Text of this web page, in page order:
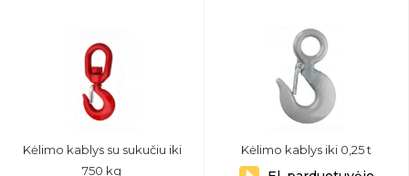
Kėlimo kablys su sukučiu iki
750 kg
Kėlimo kablys iki 0,25 t